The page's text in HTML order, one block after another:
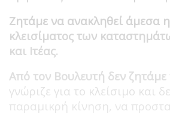
Ζητάμε να ανακληθεί άμεσα
κλεισίματος των
και Ιτέας.
Από τον Βουλευτή δεν ζητάμε
γνώριζε για το κλείσιμο και
παραμικρή κίνηση, να